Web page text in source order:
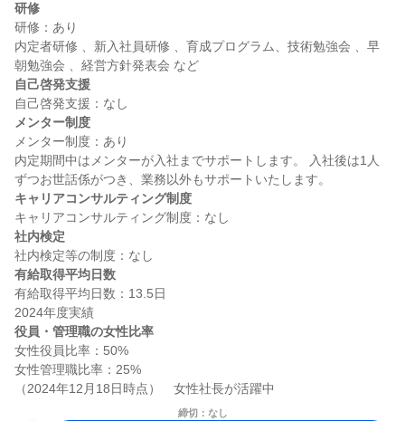
研修
研修：あり
内定者研修 、新入社員研修 、育成プログラム、技術勉強会 、早
自己啓発支援
メンター制度
メンター制度：あり
内定期間中はメンターが入社までサポートします。 入社後は1人
キャリアコンサルティング制度
社内検定
有給取得平均日数
有給取得平均日数：13.5日
役員・管理職の女性比率
女性役員比率：50%
女性管理職比率：25%
締切：なし